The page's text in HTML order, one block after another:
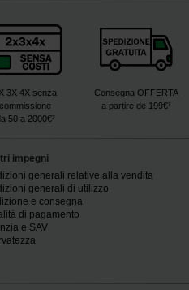
3X 4X senza
commissione
50 a 2000€²
Consegna OFFERTA
a partire de 199€¹
impegni
generali relative alla vendita
generali di utilizzo
e consegna
di pagamento
e SAV